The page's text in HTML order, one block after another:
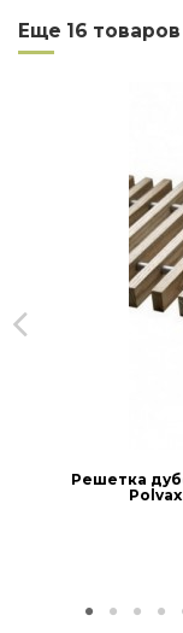
Ширина
Еще 16
Решетка
Рolvax